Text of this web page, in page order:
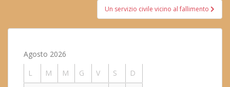
Un servizio civile vicino al fallimento
Agosto 2026
L
M M G V S
D